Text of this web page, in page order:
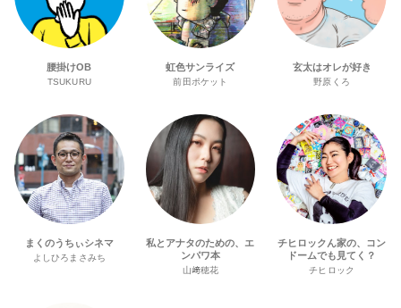
腰掛けOB
TSUKURU
虹色サンライズ
前田ポケット
玄太はオレが好き
野原くろ
まくのうちぃシネマ
よしひろまさみち
私とアナタのための、エ
ンパワ本
山﨑穂花
チヒロックん家の、コン
ドームでも見てく？
チヒロック